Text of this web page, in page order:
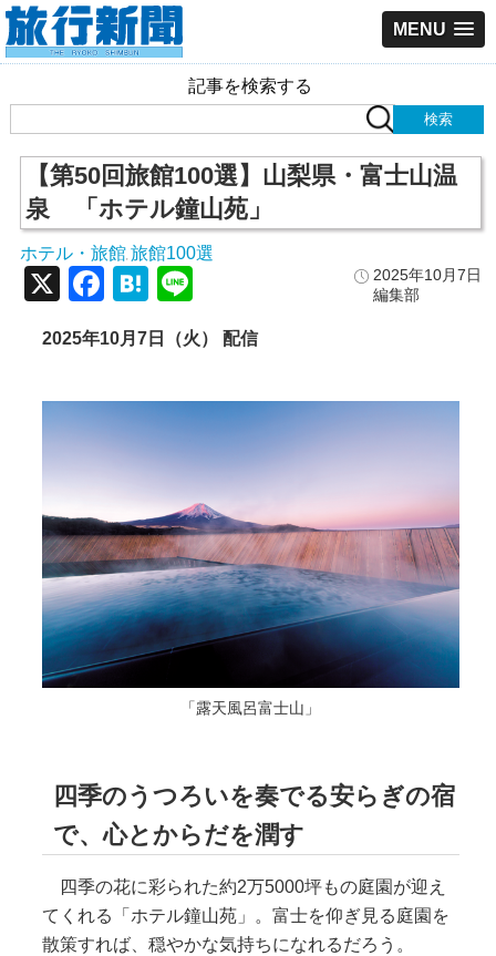
MENU
記事を検索する
【第50回旅館100選】山梨県・富士山温
泉 「ホテル鐘山苑」
ホテル・旅館 旅館100選
2025年10月7日
編集部
X Facebook
Hatena
2025年10月7日（火） 配信
「露天風呂富士山」
四季のうつろいを奏でる安らぎの宿
で、心とからだを潤す
四季の花に彩られた約2万5000坪もの庭園が迎え
てくれる「ホテル鐘山苑」。富士を仰ぎ見る庭園を
散策すれば、穏やかな気持ちになれるだろう。